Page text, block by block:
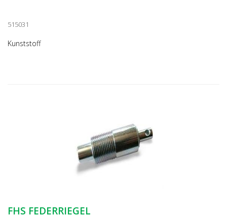
515031
Kunststoff
FHS FEDERRIEGEL